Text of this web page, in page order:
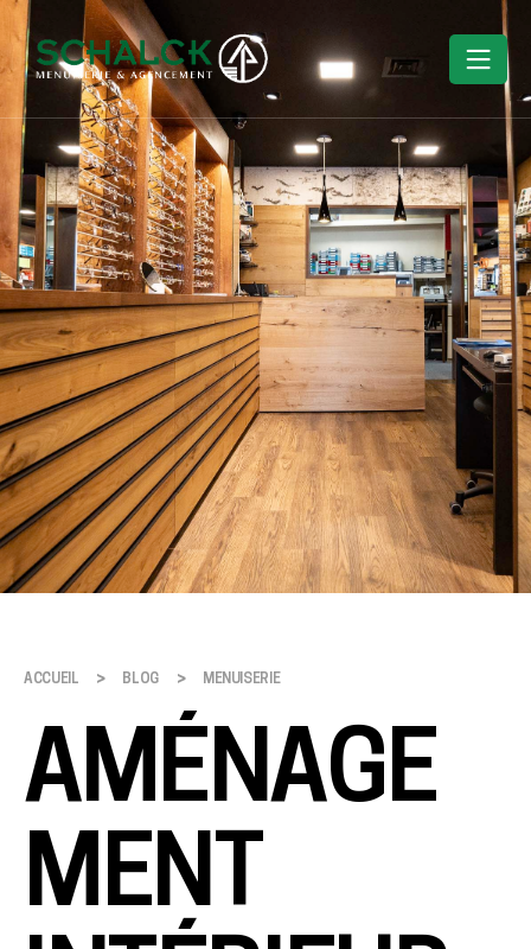
ACCUEIL > BLOG > MENUISERIE
AMÉNAGE
MENT